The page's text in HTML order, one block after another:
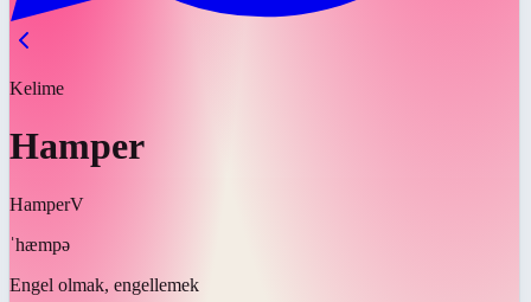
Kelime
Hamper
HamperV
ˈhæmpə
Engel olmak, engellemek